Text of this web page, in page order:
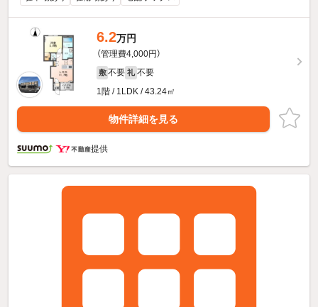
6.2万円
（管理費4,000円）
敷 不要 礼 不要
1階 / 1LDK / 43.24㎡
物件詳細を見る
提供